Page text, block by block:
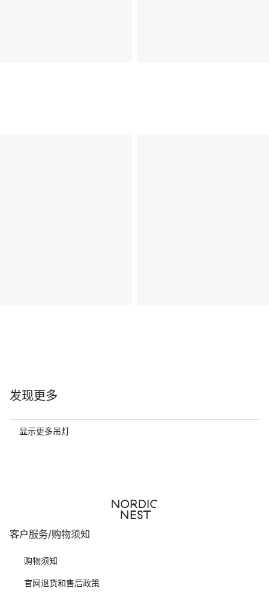
发现更多
显示更多吊灯
客户服务/购物须知
购物须知
官网退货和售后政策